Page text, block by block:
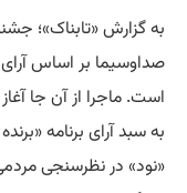
به گزارش «تابناک»؛
صداوسیما بر اساس
است. ماجرا از آن جا
به سبد آرای برنامه
«نود» در نظرسنجی